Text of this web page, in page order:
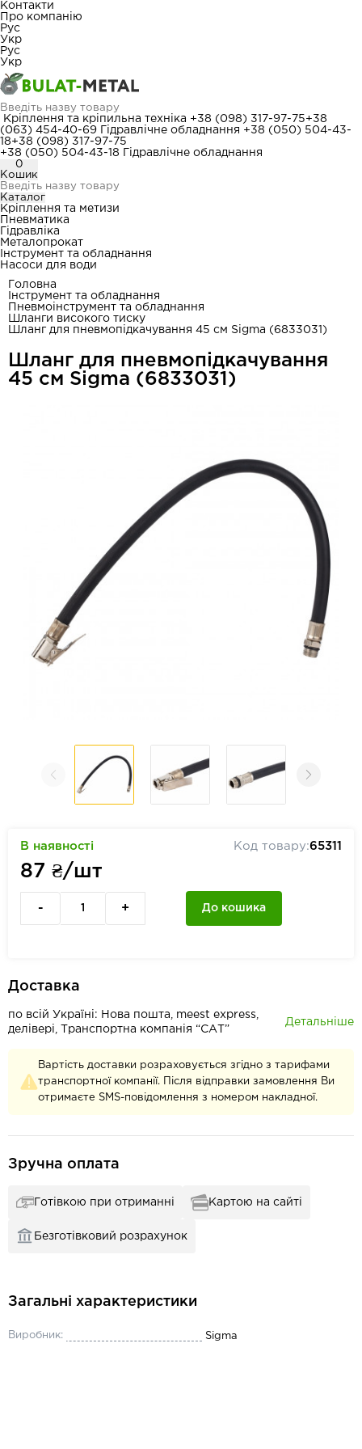
Контакти
Про компанію
Рус
Укр
Рус
Укр
Кріплення та кріпильна техніка +38 (098) 317-97-75+38
(063) 454-40-69
Гідравлічне обладнання +38 (050) 504-43-
18+38 (098) 317-97-75
+38 (050) 504-43-18
Гідравлічне обладнання
0
Кошик
Каталог
Кріплення та метизи
Пневматика
Гідравліка
Металопрокат
Інструмент та обладнання
Насоси для води
Головна
Інструмент та обладнання
Пневмоінструмент та обладнання
Шланги високого тиску
Шланг для пневмопідкачування 45 см Sigma (6833031)
Шланг для пневмопідкачування
45 см Sigma (6833031)
В наявності
87 ₴/шт
Код товару:65311
- + До кошика
Доставка
по всій Україні: Нова пошта, meest express,
делівері, Транспортна компанія “САТ”
Детальніше
Вартість доставки розраховується згідно з тарифами
транспортної компанії. Після відправки замовлення Ви
отримаєте SMS-повідомлення з номером накладної.
Зручна оплата
Готівкою при отриманні Картою на сайті
Безготівковий розрахунок
Загальні характеристики
Виробник: Sigma